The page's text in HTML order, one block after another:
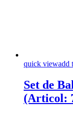
quick viewadd
Set de
(Articol: